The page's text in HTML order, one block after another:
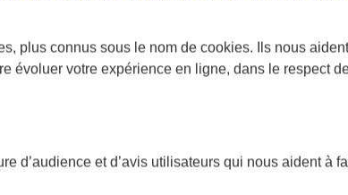
L'application AXA Banque
plus connus sous le nom de cookies. Ils nous
évoluer votre expérience en ligne, dans le respect
d’audience et d’avis utilisateurs qui nous aident à